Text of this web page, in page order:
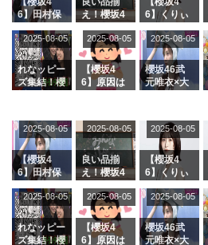
6】田村保
ージを脱い
でいた理由
え！櫻坂4
グル『Mak
e or Brea
k』オフィ
シャルグッ
ズ絶賛販売
6】くりぃ
の2人を手
玉に取る大
沼晶保【く
りぃむナン
タラ】
れなッピー
ズ集結！櫻
理子、8/6
「ラヴィッ
ト！」水曜
スタジオ出
演決定
2025-08-05
【櫻坂4
6】原因は
uddiesを
ざわつかせ
る...
2025-08-05
櫻坂46武
元唯衣×大
カップお姉
さんに恐怖
【くりぃむ
ナンタラ】
2025-08-05
【櫻坂4
6】田村保
ージを脱い
でいた理由
2025-08-05
良い品揃
え！櫻坂4
グル『Mak
e or Brea
k』オフィ
シャルグッ
2025-08-05
【櫻坂4
6】くりぃ
の2人を手
玉に取る大
沼晶保【く
りぃむナン
2025-08-05
れなッピー
ズ集結！櫻
2025-08-05
【櫻坂4
6】原因は
2025-08-05
櫻坂46武
元唯衣×大
2025-08-05